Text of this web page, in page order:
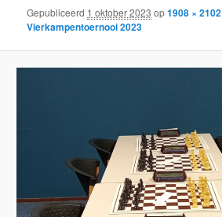
Gepubliceerd 1 oktober 2023 op1908 × 2102
Vierkampentoernooi 2023